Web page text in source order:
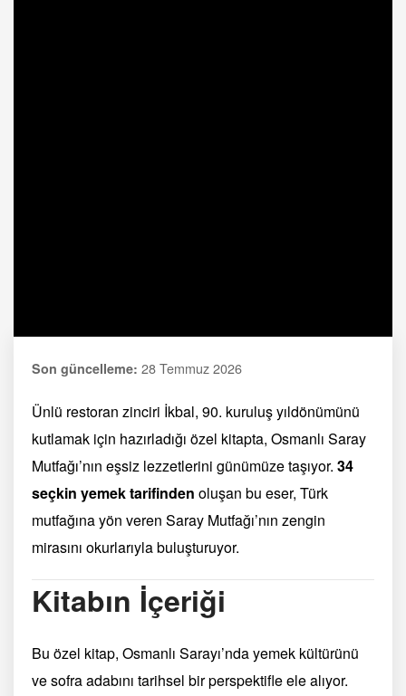
Son güncelleme: 28 Temmuz 2026
Ünlü restoran zinciri İkbal, 90. kuruluş yıldönümünü
kutlamak için hazırladığı özel kitapta, Osmanlı Saray
Mutfağı’nın eşsiz lezzetlerini günümüze taşıyor. 34
seçkin yemek tarifinden oluşan bu eser, Türk
mutfağına yön veren Saray Mutfağı’nın zengin
mirasını okurlarıyla buluşturuyor.
Kitabın İçeriği
Bu özel kitap, Osmanlı Sarayı’nda yemek kültürünü
ve sofra adabını tarihsel bir perspektifle ele alıyor.